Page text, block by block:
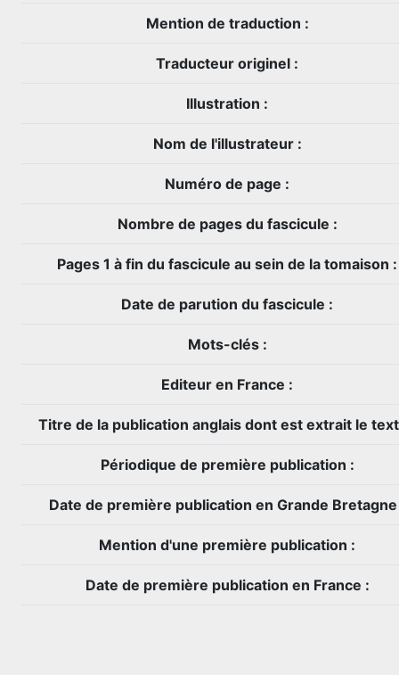
Mention de traduction :
Traducteur originel :
Illustration :
Nom de l'illustrateur :
Numéro de page :
Nombre de pages du fascicule :
Pages 1 à fin du fascicule au sein de la tomaison :
Date de parution du fascicule :
Mots-clés :
Editeur en France :
Titre de la publication anglais dont est extrait le
Périodique de première publication :
Date de première publication en Grande
Mention d'une première publication :
Date de première publication en France :